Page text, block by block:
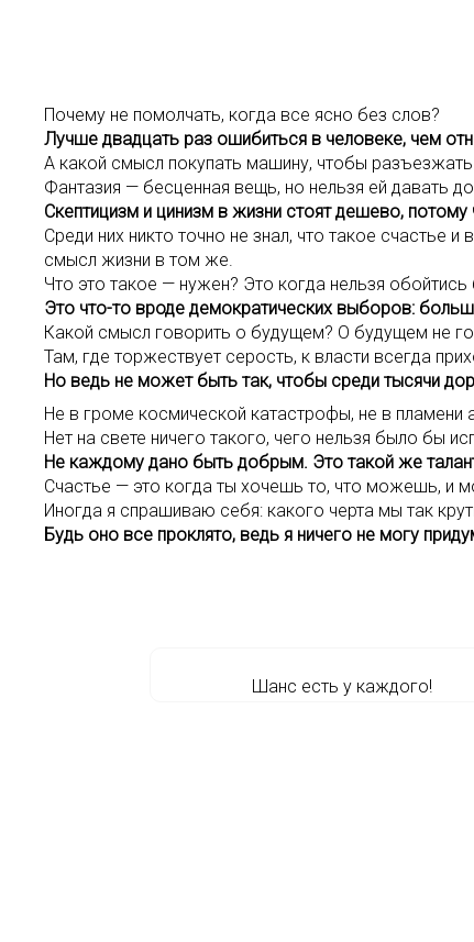
Почему не помолчать, когда все ясно без слов?
Лучше двадцать раз ошибиться в человеке, чем
А какой смысл покупать машину, чтобы разъезжать
Фантазия — бесценная вещь, но нельзя ей давать
Скептицизм и цинизм в жизни стоят дешево,
Среди них никто точно не знал, что такое счастье
смысл жизни в том же.
Что это такое — нужен? Это когда нельзя
Это что-то вроде демократических выборов:
Какой смысл говорить о будущем? О будущем не
Там, где торжествует серость, к власти всегда
Но ведь не может быть так, чтобы среди тысячи
Не в громе космической катастрофы, не в пламени
Нет на свете ничего такого, чего нельзя было бы
Не каждому дано быть добрым. Это такой же
Счастье — это когда ты хочешь то, что можешь, и
Иногда я спрашиваю себя: какого черта мы так
Будь оно все проклято, ведь я ничего не могу
Шанс есть у каждого!